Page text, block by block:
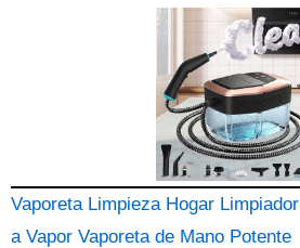
Vaporeta Limpieza Hogar Limpiador
a Vapor Vaporeta de Mano Potente